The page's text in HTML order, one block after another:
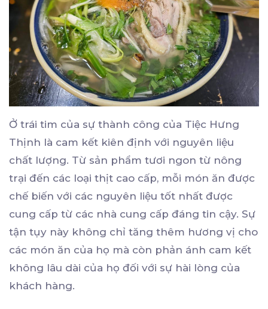
Ở trái tim của sự thành công của Tiệc Hưng
Thịnh là cam kết kiên định với nguyên liệu
chất lượng. Từ sản phẩm tươi ngon từ nông
trại đến các loại thịt cao cấp, mỗi món ăn được
chế biến với các nguyên liệu tốt nhất được
cung cấp từ các nhà cung cấp đáng tin cậy. Sự
tận tụy này không chỉ tăng thêm hương vị cho
các món ăn của họ mà còn phản ánh cam kết
không lâu dài của họ đối với sự hài lòng của
khách hàng.